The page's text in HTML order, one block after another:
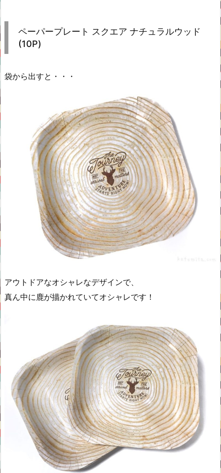
ペーパープレート スクエア ナチュラルウッド
(10P)
袋から出すと・・・
アウトドアなオシャレなデザインで、
真ん中に鹿が描かれていてオシャレです！